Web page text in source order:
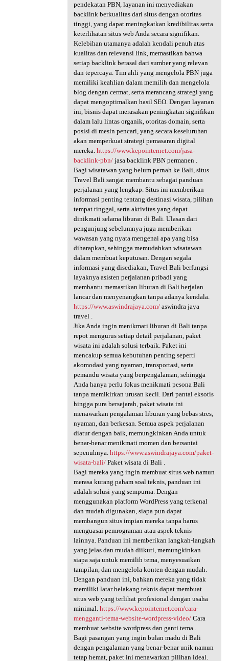
pendekatan PBN, layanan ini menyediakan
backlink berkualitas dari situs dengan otoritas
tinggi, yang dapat meningkatkan kredibilitas serta
keterlihatan situs web Anda secara signifikan.
Kelebihan utamanya adalah kendali penuh atas
kualitas dan relevansi link, memastikan bahwa
setiap backlink berasal dari sumber yang relevan
dan tepercaya. Tim ahli yang mengelola PBN juga
memiliki keahlian dalam memilih dan mengelola
blog dengan cermat, serta merancang strategi yang
dapat mengoptimalkan hasil SEO. Dengan layanan
ini, bisnis dapat merasakan peningkatan signifikan
dalam lalu lintas organik, otoritas domain, serta
posisi di mesin pencari, yang secara keseluruhan
akan memperkuat strategi pemasaran digital
mereka. https://www.kepointernet.com/jasa-
backlink-pbn/jasa backlink PBN permanen .
Bagi wisatawan yang belum pernah ke Bali, situs
Travel Bali sangat membantu sebagai panduan
perjalanan yang lengkap. Situs ini memberikan
informasi penting tentang destinasi wisata, pilihan
tempat tinggal, serta aktivitas yang dapat
dinikmati selama liburan di Bali. Ulasan dari
pengunjung sebelumnya juga memberikan
wawasan yang nyata mengenai apa yang bisa
diharapkan, sehingga memudahkan wisatawan
dalam membuat keputusan. Dengan segala
informasi yang disediakan, Travel Bali berfungsi
layaknya asisten perjalanan pribadi yang
membantu memastikan liburan di Bali berjalan
lancar dan menyenangkan tanpa adanya kendala.
https://www.aswindrajaya.com/aswindra jaya
travel .
Jika Anda ingin menikmati liburan di Bali tanpa
repot mengurus setiap detail perjalanan, paket
wisata ini adalah solusi terbaik. Paket ini
mencakup semua kebutuhan penting seperti
akomodasi yang nyaman, transportasi, serta
pemandu wisata yang berpengalaman, sehingga
Anda hanya perlu fokus menikmati pesona Bali
tanpa memikirkan urusan kecil. Dari pantai eksotis
hingga pura bersejarah, paket wisata ini
menawarkan pengalaman liburan yang bebas stres,
nyaman, dan berkesan. Semua aspek perjalanan
diatur dengan baik, memungkinkan Anda untuk
benar-benar menikmati momen dan bersantai
sepenuhnya. https://www.aswindrajaya.com/paket-
wisata-bali/Paket wisata di Bali .
Bagi mereka yang ingin membuat situs web namun
merasa kurang paham soal teknis, panduan ini
adalah solusi yang sempurna. Dengan
menggunakan platform WordPress yang terkenal
dan mudah digunakan, siapa pun dapat
membangun situs impian mereka tanpa harus
menguasai pemrograman atau aspek teknis
lainnya. Panduan ini memberikan langkah-langkah
yang jelas dan mudah diikuti, memungkinkan
siapa saja untuk memilih tema, menyesuaikan
tampilan, dan mengelola konten dengan mudah.
Dengan panduan ini, bahkan mereka yang tidak
memiliki latar belakang teknis dapat membuat
situs web yang terlihat profesional dengan usaha
minimal. https://www.kepointernet.com/cara-
mengganti-tema-website-wordpress-video/Cara
membuat website wordpress dan ganti tema .
Bagi pasangan yang ingin bulan madu di Bali
dengan pengalaman yang benar-benar unik namun
tetap hemat, paket ini menawarkan pilihan ideal.